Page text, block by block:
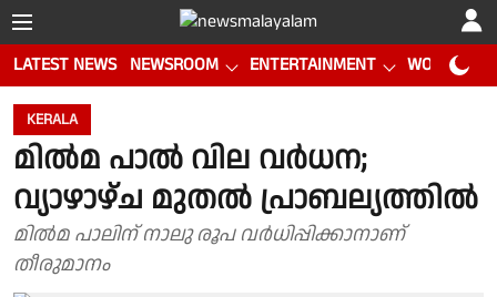
LATEST NEWS NEWSROOM ENTERTAINMENT WORLD CUP
KERALA
മിൽമ പാൽ വില വർധന;
വ്യാഴാഴ്ച മുതൽ പ്രാബല്യത്തിൽ
മിൽമ പാലിന് നാലു രൂപ വർധിപ്പിക്കാനാണ്
തീരുമാനം